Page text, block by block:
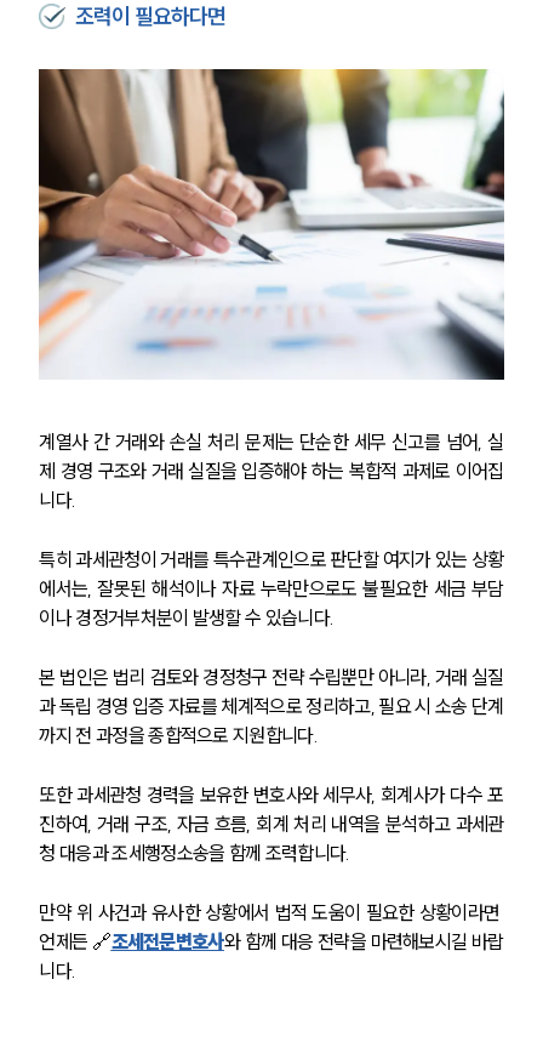
조력이 필요하다면
계열사 간 거래와 손실 처리 문제는 단순한 세무 신고를 넘어, 실
제 경영 구조와 거래 실질을 입증해야 하는 복합적 과제로 이어집
니다.
특히 과세관청이 거래를 특수관계인으로 판단할 여지가 있는 상황
에서는, 잘못된 해석이나 자료 누락만으로도 불필요한 세금 부담
이나 경정거부처분이 발생할 수 있습니다.
본 법인은 법리 검토와 경정청구 전략 수립뿐만 아니라, 거래 실질
과 독립 경영 입증 자료를 체계적으로 정리하고, 필요 시 소송 단계
까지 전 과정을 종합적으로 지원합니다.
또한 과세관청 경력을 보유한 변호사와 세무사, 회계사가 다수 포
진하여, 거래 구조, 자금 흐름, 회계 처리 내역을 분석하고 과세관
청 대응과 조세행정소송을 함께 조력합니다.
만약 위 사건과 유사한 상황에서 법적 도움이 필요한 상황이라면
언제든 🔗조세전문변호사와 함께 대응 전략을 마련해보시길 바랍
니다.